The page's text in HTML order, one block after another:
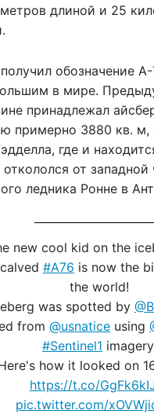
длиной и 25
обозначение
в мире.
принадлежал
примерно 3880 кв. м,
где и
от западной
ледника Ронне в
new cool kid on the
#A76 is now the
the world!
was spotted by
from @usnatice using
#Sentinel1
how it looked on
https://t.co/
pic.twitter.com/